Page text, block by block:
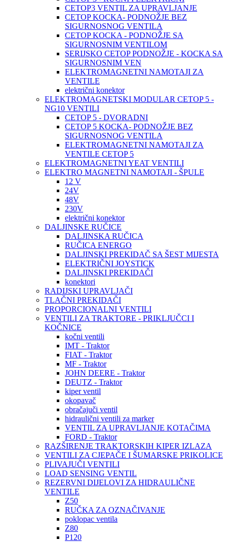
CETOP3 VENTIL ZA UPRAVLJANJE
CETOP KOCKA- PODNOŽJE BEZ
SIGURNOSNOG VENTILA
CETOP KOCKA - PODNOŽJE SA
SIGURNOSNIM VENTILOM
SERIJSKO CETOP PODNOŽJE - KOCKA SA
SIGURNOSNIM VEN
ELEKTROMAGNETNI NAMOTAJI ZA
VENTILE
električni konektor
ELEKTROMAGNETSKI MODULAR CETOP 5 -
NG10 VENTILI
CETOP 5 - DVORADNI
CETOP 5 KOCKA- PODNOŽJE BEZ
SIGURNOSNOG VENTILA
ELEKTROMAGNETNI NAMOTAJI ZA
VENTILE CETOP 5
ELEKTROMAGNETNI YEAT VENTILI
ELEKTRO MAGNETNI NAMOTAJI - ŠPULE
12 V
24V
48V
230V
električni konektor
DALJINSKE RUČICE
DALJINSKA RUČICA
RUČICA ENERGO
DALJINSKI PREKIDAČ SA ŠEST MIJESTA
ELEKTRIČNI JOYSTICK
DALJINSKI PREKIDAČI
konektori
RADIJSKI UPRAVLJAČI
TLAČNI PREKIDAČI
PROPORCIONALNI VENTILI
VENTILI ZA TRAKTORE - PRIKLJUČCI I
KOČNICE
kočni ventili
IMT - Traktor
FIAT - Traktor
MF - Traktor
JOHN DEERE - Traktor
DEUTZ - Traktor
kiper ventil
okopavač
obračajuči ventil
hidraulični ventili za marker
VENTIL ZA UPRAVLJANJE KOTAČIMA
FORD - Traktor
RAZŠIRENJE TRAKTORSKIH KIPER IZLAZA
VENTILI ZA CJEPAČE I ŠUMARSKE PRIKOLICE
PLIVAJUČI VENTILI
LOAD SENSING VENTIL
REZERVNI DIJELOVI ZA HIDRAULIČNE
VENTILE
Z50
RUČKA ZA OZNAČIVANJE
poklopac ventila
Z80
P120